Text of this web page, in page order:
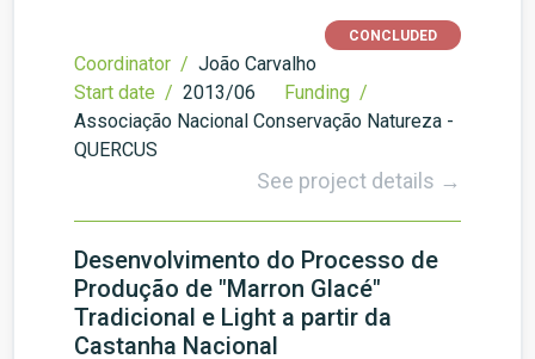
CONCLUDED
Coordinator / João Carvalho
Start date / 2013/06
Funding /
Associação Nacional Conservação Natureza -
QUERCUS
See project details →
Desenvolvimento do Processo de
Produção de "Marron Glacé"
Tradicional e Light a partir da
Castanha Nacional